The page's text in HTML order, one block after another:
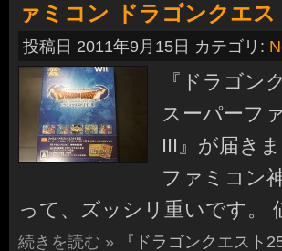
ァミコン ドラゴンクエ
投稿日 2011年9月15日 カテゴリ:
『ドラゴン
スーパーフ
III』が届き
ファミコン
って、ズッシリ重いです。
続きを読む »
『ドラゴンクエスト